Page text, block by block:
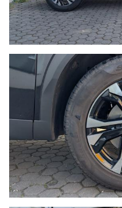
La nostra officina con
settore ed è attrezzata
tutte le auto (di qualsiasi
senza perdere la garanzia
garanzia.
Le attività che siamo in
elettrauto, gommista,
automatici, revisioni
antifurti, autoradio e
carro attrezzi ,
pneumatici invernali/
effettuare tagliandi su
dal primo giorno di vita
anche tagliandi post-
originali e con strumenti